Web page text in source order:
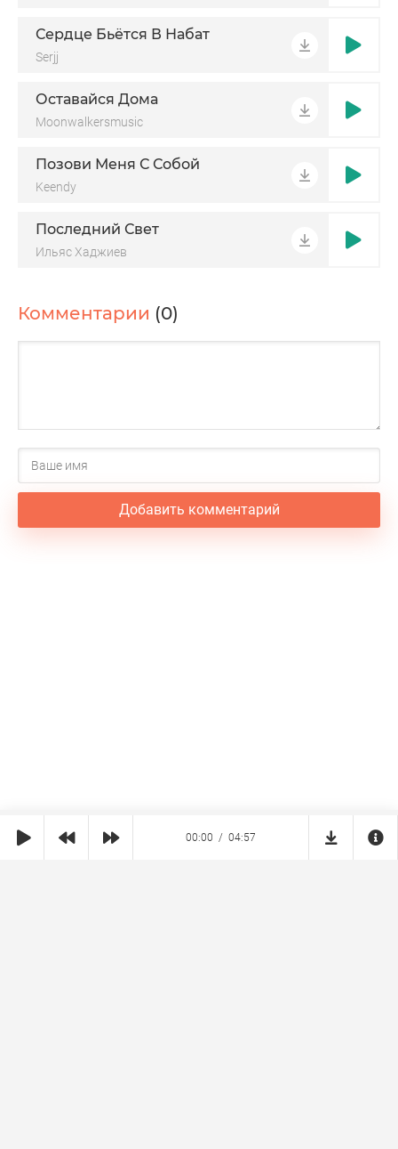
Сердце Бьётся В Набат
Serjj
Оставайся Дома
Moonwalkersmusic
Позови Меня С Собой
Keendy
Последний Свет
Ильяс Хаджиев
Комментарии (0)
Добавить комментарий
00:00 04:57